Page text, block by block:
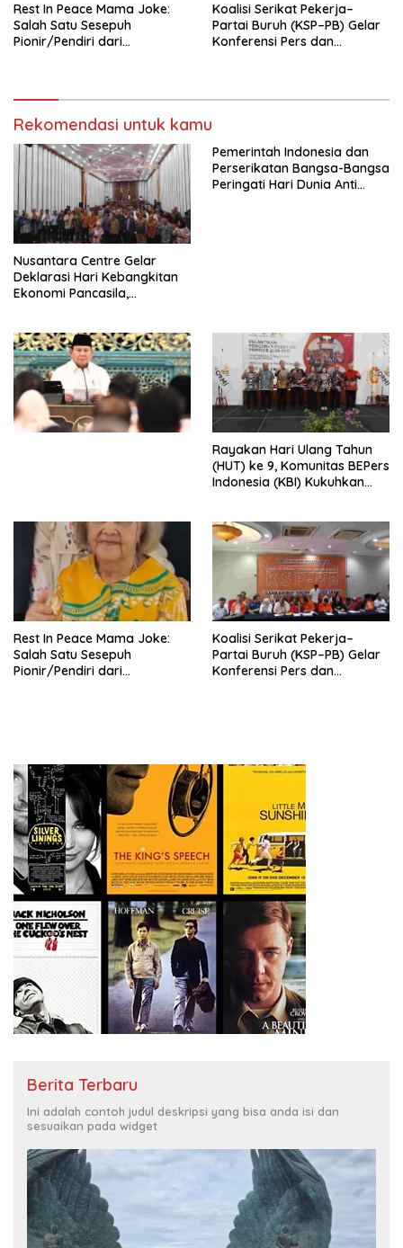
Rest In Peace Mama Joke:
Salah Satu Sesepuh
Pionir/Pendiri dari
Kasih Allah.
Koalisi Serikat Pekerja–
Partai Buruh (KSP–PB) Gelar
Konferensi Pers dan
RUU Ketenagakerjaan Baru.
Rekomendasi untuk kamu
Nusantara Centre Gelar
Deklarasi Hari Kebangkitan
Ekonomi Pancasila,
Penjajahan (Pergolakan
Ekonomi Politik Indonesia) &
Simposium Nasional “Urgensi
Undang-Undang
Perekonomian Nasional dan
Kesejahteraan Sosial dalam
Pemerintah Indonesia dan
Perserikatan Bangsa-Bangsa
Peringati Hari Dunia Anti
Rayakan Hari Ulang Tahun
(HUT) ke 9, Komunitas BEPers
Indonesia (KBI) Kukuhkan
Tema: “Penguatan dan
Pengembangan Organisasi
KBI yang Berbasis Riset di
seluruh Indonesia dan
Mancanegara”.
Rest In Peace Mama Joke:
Salah Satu Sesepuh
Pionir/Pendiri dari
Koalisi Serikat Pekerja–
Partai Buruh (KSP–PB) Gelar
Konferensi Pers dan
Berita Terbaru
Ini adalah contoh judul deskripsi yang bisa anda isi dan
sesuaikan pada widget